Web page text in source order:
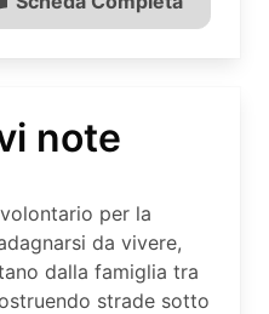
note
per la
da vivere,
dalla famiglia tra
strade sotto